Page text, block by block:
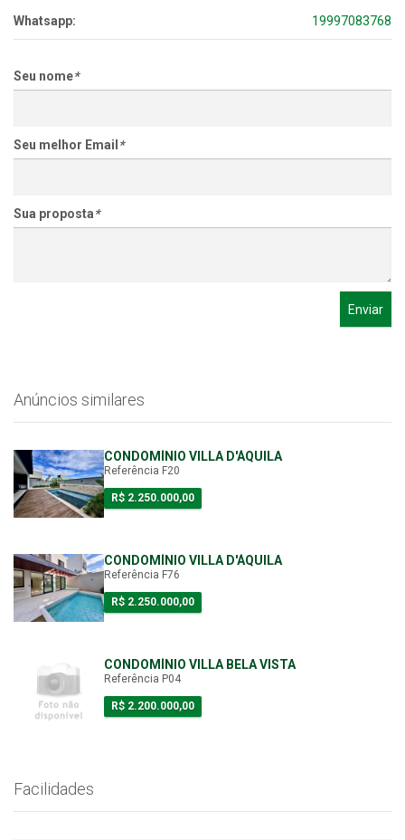
Whatsapp: 19997083768
Seu nome*
Seu melhor Email *
Sua proposta*
Enviar
Anúncios similares
CONDOMÍNIO VILLA D'ÁQUILA
Referência F20
R$ 2.250.000,00
CONDOMÍNIO VILLA D'ÁQUILA
Referência F76
R$ 2.250.000,00
CONDOMÍNIO VILLA BELA VISTA
Referência P04
R$ 2.200.000,00
Facilidades